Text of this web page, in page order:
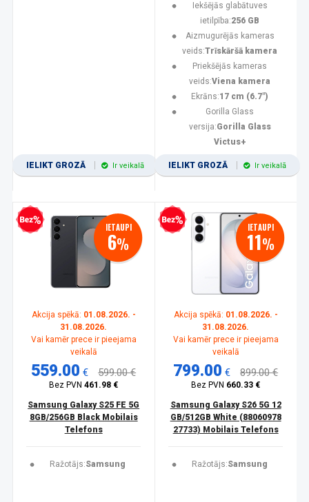
IELIKT GROZĀ Ir veikalā
Iekšējās glabātuves
ietilpība:256 GB
Aizmugurējās kameras
veids:Trīskāršā kamera
Priekšējās kameras
veids:Viena kamera
Ekrāns:17 cm (6.7")
Gorilla Glass
versija:Gorilla Glass
Victus+
IELIKT GROZĀ Ir veikalā
kredīts IETAUPI
6%
Akcija spēkā: 01.08.2026. -
31.08.2026.
Vai kamēr prece ir pieejama
veikalā
559.00 € 599.00 €
Bez PVN461.98 €
Samsung Galaxy S25 FE 5G
8GB/256GB Black Mobilais
Telefons
Ražotājs:Samsung
Bezprocentu kredīts IETAUPI
11%
Akcija spēkā: 01.08.2026. -
31.08.2026.
Vai kamēr prece ir pieejama
veikalā
799.00 € 899.00 €
Bez PVN 660.33 €
Samsung Galaxy S26 5G 12
GB/512GB White (88060978
27733) Mobilais Telefons
Ražotājs:Samsung